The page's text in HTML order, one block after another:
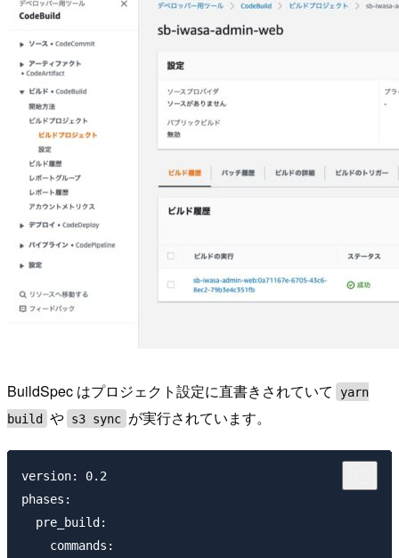
BuildSpec はプロジェクト設定に直書きされていて
yarn
build や s3 sync が実行されています。
version: 0.2
phases:
  pre_build:
    commands: